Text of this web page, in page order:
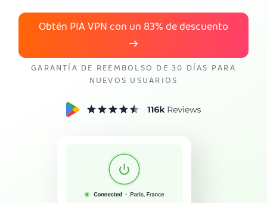
Obtén PIA VPN con un83%de descuento
GARANTÍA DE REEMBOLSO DE 30 DÍAS PARA
NUEVOS USUARIOS